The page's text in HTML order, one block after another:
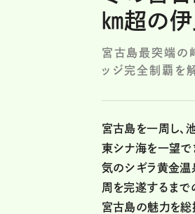
㎞超の
宮古島最突端の
ッジ完全制覇を
宮古島を一周し、
東シナ海を一望で
気のシギラ黄金温
周を完遂するまで
宮古島の魅力を総